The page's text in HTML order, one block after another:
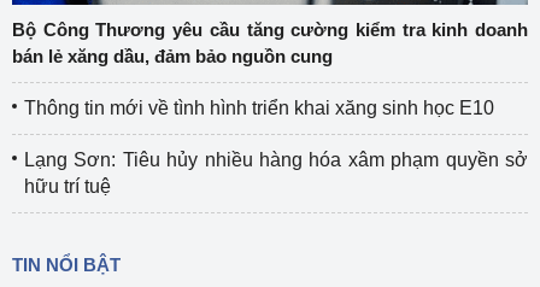
Bộ Công Thương yêu cầu tăng cường kiểm tra kinh doanh
bán lẻ xăng dầu, đảm bảo nguồn cung
Thông tin mới về tình hình triển khai xăng sinh học E10
Lạng Sơn: Tiêu hủy nhiều hàng hóa xâm phạm quyền sở
hữu trí tuệ
TIN NỔI BẬT